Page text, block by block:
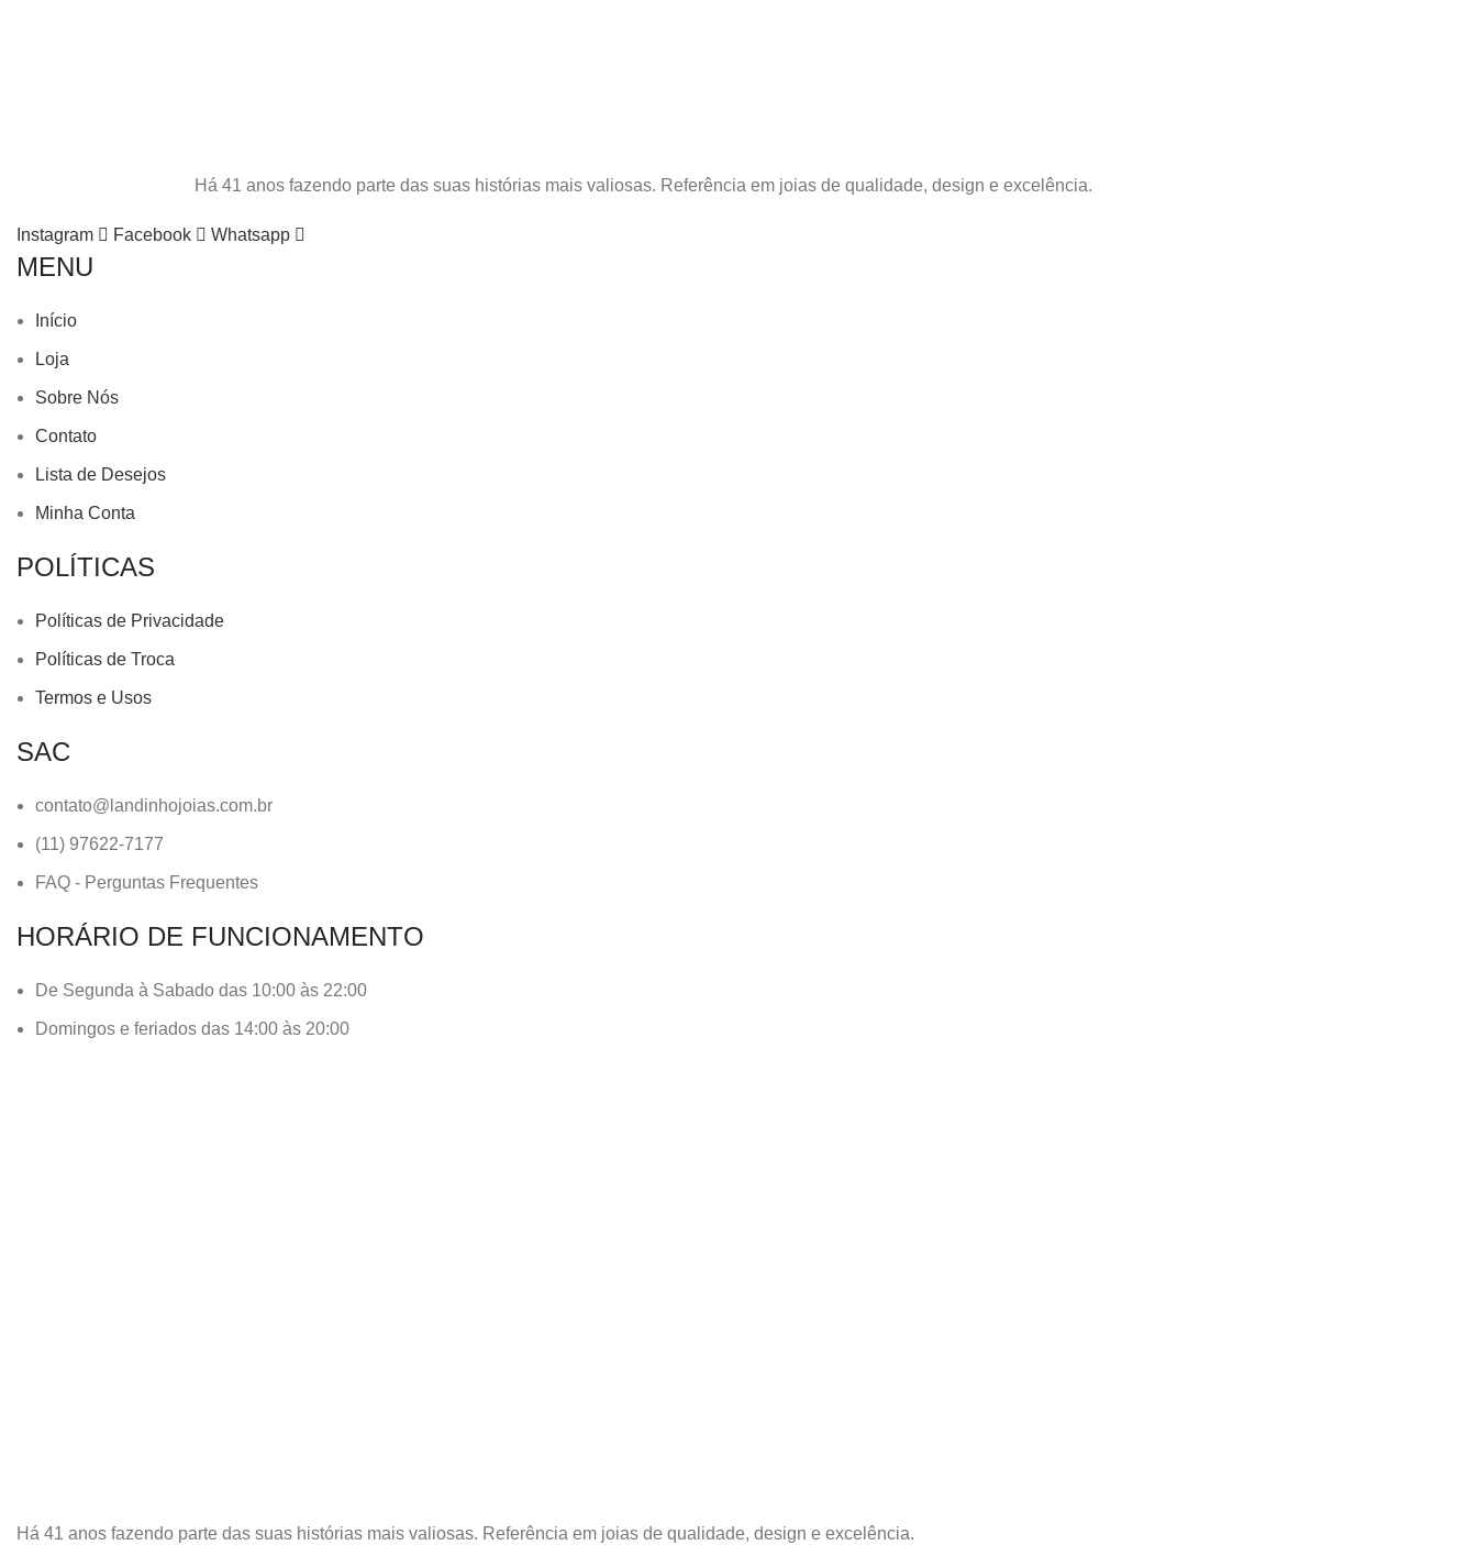
Há 41 anos fazendo parte das suas histórias mais valiosas. Referência em joias de qualidade, design e excelência.
Instagram Facebook Whatsapp
MENU
Início
Loja
Sobre Nós
Contato
Lista de Desejos
Minha Conta
POLÍTICAS
Políticas de Privacidade
Políticas de Troca
Termos e Usos
SAC
contato@landinhojoias.com.br
(11) 97622-7177
FAQ - Perguntas Frequentes
HORÁRIO DE FUNCIONAMENTO
De Segunda à Sabado das 10:00 às 22:00
Domingos e feriados das 14:00 às 20:00
Há 41 anos fazendo parte das suas histórias mais valiosas. Referência em joias de qualidade, design e excelência.